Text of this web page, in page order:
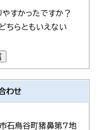
すかったですか？
どちらともいえない
わせ
石鳥谷町猪鼻第7地